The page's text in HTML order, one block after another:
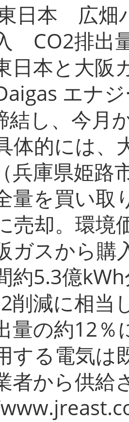
日本 広畑
CO2排出
日本と大阪
エナ
結し、今月
体的には、
兵庫県姫路
量を買い取
売却。環境
ガスから購
約5.3億
削減に相当
量の約12％
する電気は
者から供給